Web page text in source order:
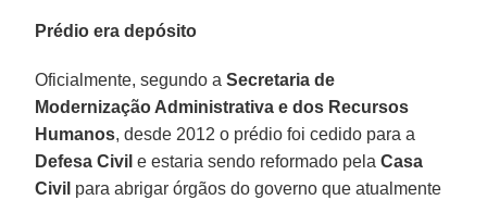
Prédio era depósito
Oficialmente, segundo aSecretaria de
Modernização Administrativa e dos Recursos
Humanos, desde 2012 o prédio foi cedido para a
Defesa Civil e estaria sendo reformado pelaCasa
Civil para abrigar órgãos do governo que atualmente